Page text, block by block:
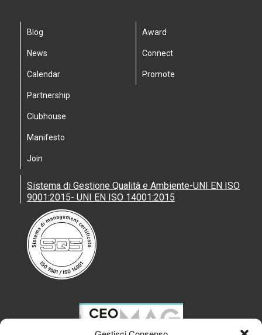
Blog
News
Calendar
Partnership
Clubhouse
Manifesto
Join
Award
Connect
Promote
Sistema di Gestione Qualità e Ambiente-UNI EN ISO
9001:2015- UNI EN ISO 14001:2015